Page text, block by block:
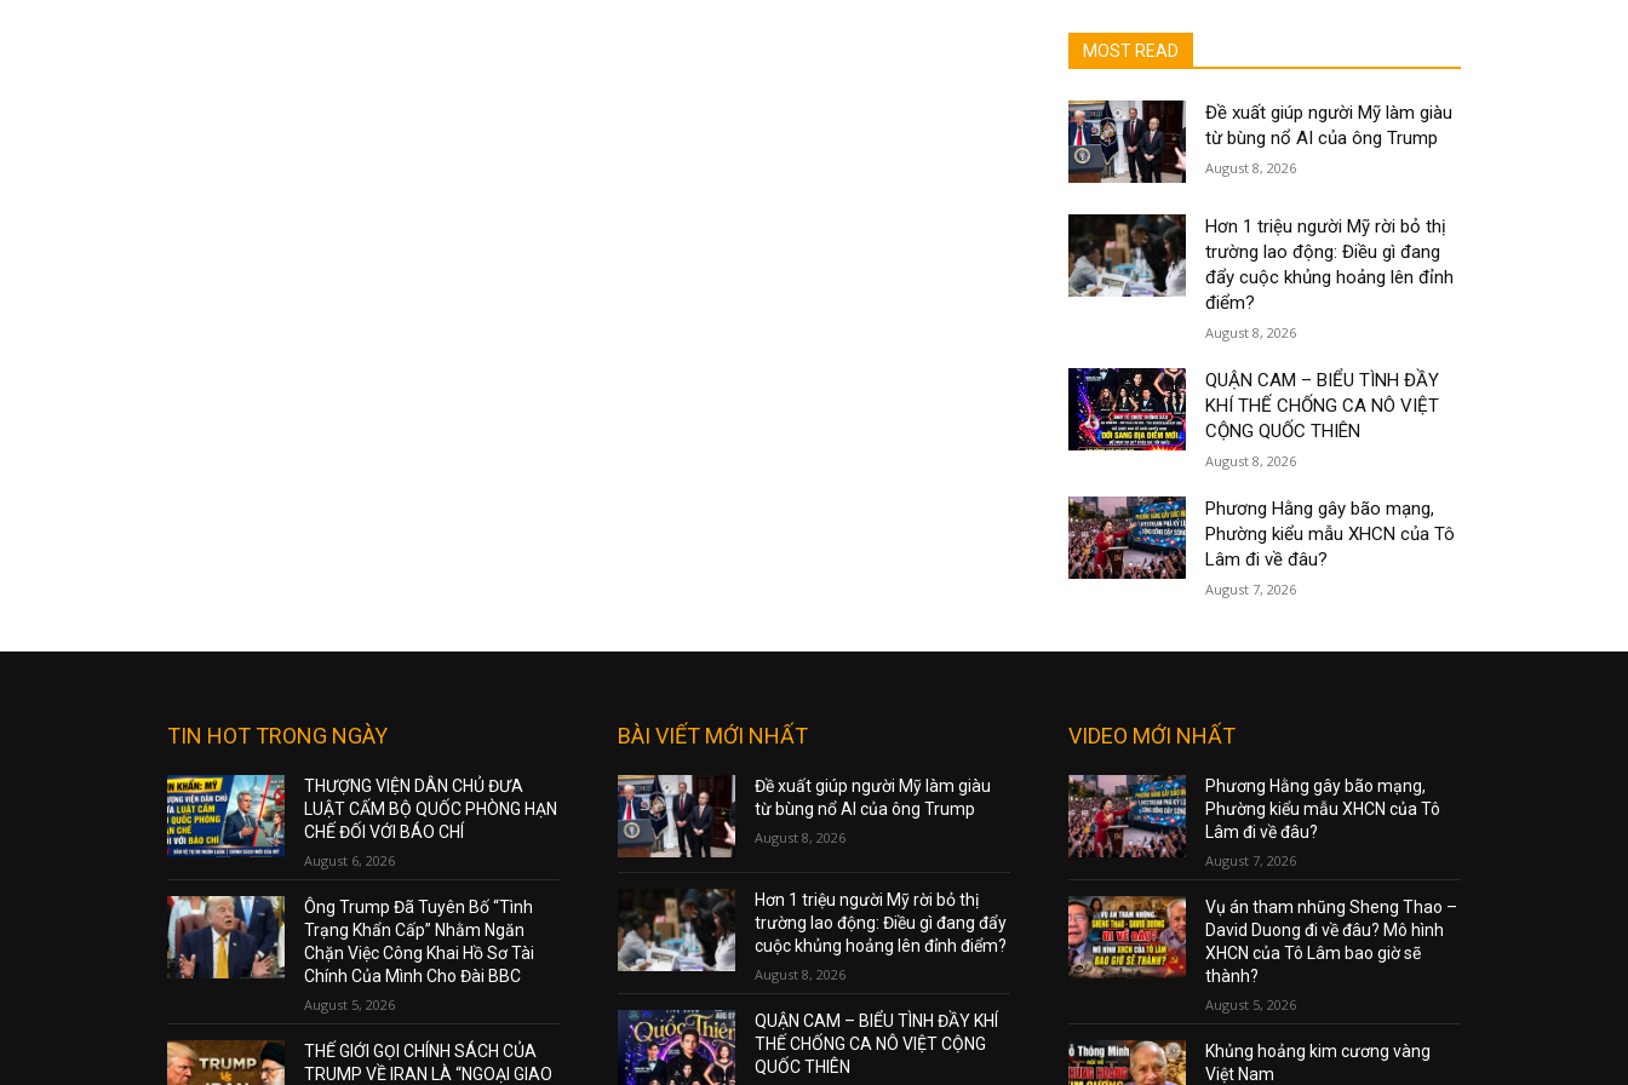
MOST READ
Đề xuất giúp người Mỹ làm giàu
từ bùng nổ AI của ông Trump
August 8, 2026
Hơn 1 triệu người Mỹ rời bỏ thị
trường lao động: Điều gì đang
đẩy cuộc khủng hoảng lên đỉnh
điểm?
August 8, 2026
QUẬN CAM – BIỂU TÌNH ĐẦY
KHÍ THẾ CHỐNG CA NÔ VIỆT
CỘNG QUỐC THIÊN
August 8, 2026
Phương Hằng gây bão mạng,
Phường kiểu mẫu XHCN của Tô
Lâm đi về đâu?
August 7, 2026
TIN HOT TRONG NGÀY
THƯỢNG VIỆN DÂN CHỦ ĐƯA
LUẬT CẤM BỘ QUỐC PHÒNG HẠN
CHẾ ĐỐI VỚI BÁO CHÍ
August 6, 2026
Ông Trump Đã Tuyên Bố “Tình
Trạng Khẩn Cấp” Nhằm Ngăn
Chặn Việc Công Khai Hồ Sơ Tài
Chính Của Mình Cho Đài BBC
August 5, 2026
THẾ GIỚI GỌI CHÍNH SÁCH CỦA
TRUMP VỀ IRAN LÀ “NGOẠI GIAO
BÀI VIẾT MỚI NHẤT
Đề xuất giúp người Mỹ làm giàu
từ bùng nổ AI của ông Trump
August 8, 2026
Hơn 1 triệu người Mỹ rời bỏ thị
trường lao động: Điều gì đang đẩy
cuộc khủng hoảng lên đỉnh điểm?
August 8, 2026
QUẬN CAM – BIỂU TÌNH ĐẦY KHÍ
THẾ CHỐNG CA NÔ VIỆT CỘNG
QUỐC THIÊN
VIDEO MỚI NHẤT
Phương Hằng gây bão mạng,
Phường kiểu mẫu XHCN của Tô
Lâm đi về đâu?
August 7, 2026
Vụ án tham nhũng Sheng Thao –
David Duong đi về đâu? Mô hình
XHCN của Tô Lâm bao giờ sẽ
thành?
August 5, 2026
Khủng hoảng kim cương vàng
Việt Nam